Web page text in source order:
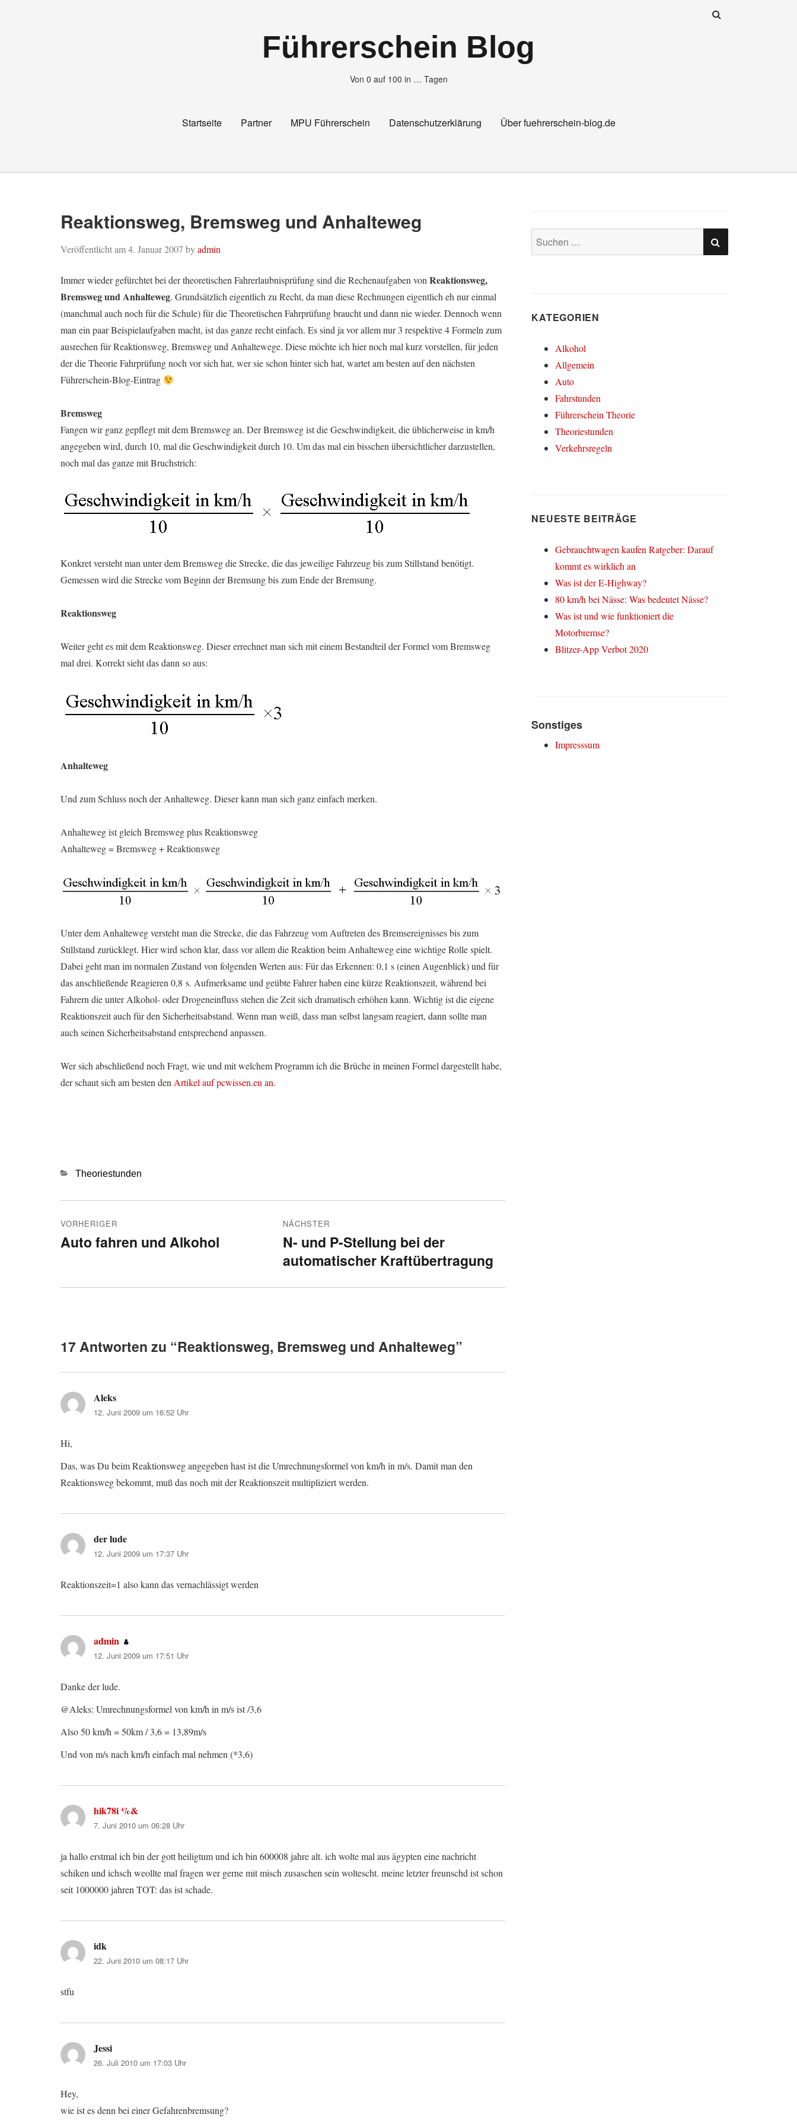
Führerschein Blog
Von 0 auf 100 in … Tagen
Startseite Partner MPU Führerschein Datenschutzerklärung Über fuehrerschein-blog.de
Reaktionsweg, Bremsweg und Anhalteweg
Veröffentlicht am4. Januar 2007 byadmin
Immer wieder gefürchtet bei der theoretischen Fahrerlaubnisprüfung sind die Rechenaufgaben von Reaktionsweg,
Bremsweg und Anhalteweg. Grundsätzlich eigentlich zu Recht, da man diese Rechnungen eigentlich eh nur einmal
(manchmal auch noch für die Schule) für die Theoretischen Fahrprüfung braucht und dann nie wieder. Dennoch wenn
man ein paar Beispielaufgaben macht, ist das ganze recht einfach. Es sind ja vor allem nur 3 respektive 4 Formeln zum
ausrechen für Reaktionsweg, Bremsweg und Anhaltewege. Diese möchte ich hier noch mal kurz vorstellen, für jeden
der die Theorie Fahrprüfung noch vor sich hat, wer sie schon hinter sich hat, wartet am besten auf den nächsten
Führerschein-Blog-Eintrag
Bremsweg
Fangen wir ganz gepflegt mit dem Bremsweg an. Der Bremsweg ist die Geschwindigkeit, die üblicherweise in km/h
angegeben wird, durch 10, mal die Geschwindigkeit durch 10. Um das mal ein bisschen übersichtlicher darzustellen,
noch mal das ganze mit Bruchstrich:
Konkret versteht man unter dem Bremsweg die Strecke, die das jeweilige Fahrzeug bis zum Stillstand benötigt.
Gemessen wird die Strecke vom Beginn der Bremsung bis zum Ende der Bremsung.
Reaktionsweg
Weiter geht es mit dem Reaktionsweg. Dieser errechnet man sich mit einem Bestandteil der Formel vom Bremsweg
mal drei. Korrekt sieht das dann so aus:
Anhalteweg
Und zum Schluss noch der Anhalteweg. Dieser kann man sich ganz einfach merken.
Anhalteweg ist gleich Bremsweg plus Reaktionsweg
Anhalteweg = Bremsweg + Reaktionsweg
Unter dem Anhalteweg versteht man die Strecke, die das Fahrzeug vom Auftreten des Bremsereignisses bis zum
Stillstand zurücklegt. Hier wird schon klar, dass vor allem die Reaktion beim Anhalteweg eine wichtige Rolle spielt.
Dabei geht man im normalen Zustand von folgenden Werten aus: Für das Erkennen: 0,1 s (einen Augenblick) und für
das anschließende Reagieren 0,8 s. Aufmerksame und geübte Fahrer haben eine kürze Reaktionszeit, während bei
Fahrern die unter Alkohol- oder Drogeneinfluss stehen die Zeit sich dramatisch erhöhen kann. Wichtig ist die eigene
Reaktionszeit auch für den Sicherheitsabstand. Wenn man weiß, dass man selbst langsam reagiert, dann sollte man
auch seinen Sicherheitsabstand entsprechend anpassen.
Wer sich abschließend noch Fragt, wie und mit welchem Programm ich die Brüche in meinen Formel dargestellt habe,
der schaut sich am besten den Artikel auf pcwissen.eu an.
Kategorien
Theoriestunden
Beitragsnavigation
VORHERIGER
Vorheriger
Auto fahren und Alkohol
NÄCHSTER
Nächster
Beitrag:
N- und P-Stellung bei der
automatischer Kraftübertragung
17 Antworten zu “Reaktionsweg, Bremsweg und Anhalteweg”
Aleks
12. Juni 2009 um 16:52 Uhr
Hi,
Das, was Du beim Reaktionsweg angegeben hast ist die Umrechnungsformel von km/h in m/s. Damit man den
Reaktionsweg bekommt, muß das noch mit der Reaktionszeit multipliziert werden.
der lude
12. Juni 2009 um 17:37 Uhr
Reaktionszeit=1 also kann das vernachlässigt werden
admin sagt:
12. Juni 2009 um 17:51 Uhr
Danke der lude.
@Aleks: Umrechnungsformel von km/h in m/s ist /3,6
Also 50 km/h = 50km / 3,6 = 13,89m/s
Und von m/s nach km/h einfach mal nehmen (*3,6)
hik78i %&
7. Juni 2010 um 06:28 Uhr
ja hallo erstmal ich bin der gott heiligtum und ich bin 600008 jahre alt. ich wolte mal aus ägypten eine nachricht
schiken und ichsch weollte mal fragen wer gerne mit misch zusaschen sein woltescht. meine letzter freunschd ist schon
seit 1000000 jahren TOT: das ist schade.
idk
22. Juni 2010 um 08:17 Uhr
stfu
Jessi
26. Juli 2010 um 17:03 Uhr
Hey,
wie ist es denn bei einer Gefahrenbremsung?
Suchen
nach:
SUCHEN
KATEGORIEN
Alkohol
Allgemein
Auto
Fahrstunden
Führerschein Theorie
Theoriestunden
Verkehrsregeln
NEUESTE BEITRÄGE
Gebrauchtwagen kaufen Ratgeber: Darauf
kommt es wirklich an
Was ist der E-Highway?
80 km/h bei Nässe: Was bedeutet Nässe?
Was ist und wie funktioniert die
Motorbremse?
Blitzer-App Verbot 2020
Sonstiges
Impresssum